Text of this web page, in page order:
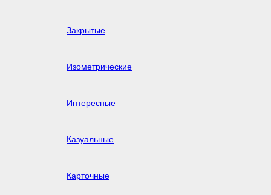
Закрытые
Изометрические
Интересные
Казуальные
Карточные